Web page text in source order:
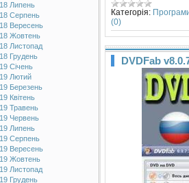
Липень
Серпень
Вересень
Жовтень
Листопад
Грудень
Січень
Лютий
Березень
Квітень
Травень
Червень
Липень
Серпень
Вересень
Жовтень
Листопад
Грудень
Категорія:
(0)
DVDFab